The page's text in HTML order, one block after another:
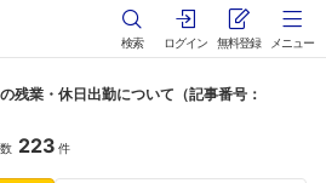
検索 ログイン 無料登録 メニュー
の残業・休日出勤について（記事番号：
223 件